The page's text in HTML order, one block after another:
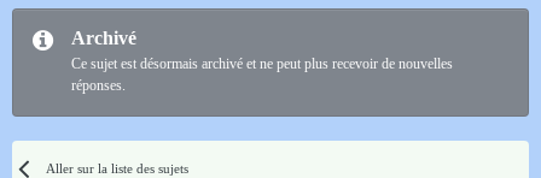
Archivé
Ce sujet est désormais archivé et ne peut plus recevoir de nouvelles
réponses.
Aller sur la liste des sujets